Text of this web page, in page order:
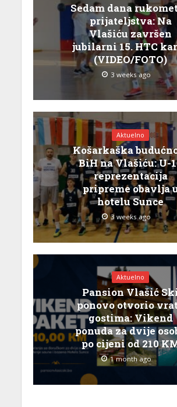
Sedam dana
prijateljstva: Na
Vlašiću završen
jubilarni 15. HTC
(VIDEO/FOTO)
3 weeks ago
Aktuelno
Košarkaška
BiH na Vlašiću: U-
reprezentacija
pripreme obavlja
hotelu Sunce
3 weeks ago
Aktuelno
Pansion Vlašić
ponovo otvorio
gostima: Vikend
ponuda za dvije
po cijeni od 210
1 month ago